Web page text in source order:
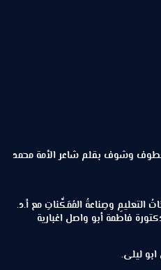
وشوف بقلم شاعر الأمة محمد
التعليمِ وصِناعةُ المُمَكِّناتِ مع أ.د.
فاطمة أبو واصل اغبارية
ليلى.